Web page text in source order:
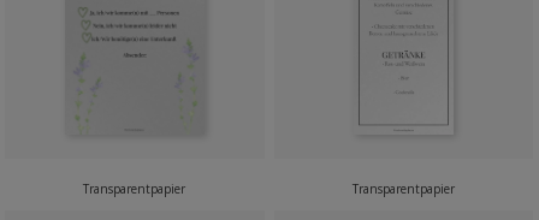
Transparentpapier Transparentpapier